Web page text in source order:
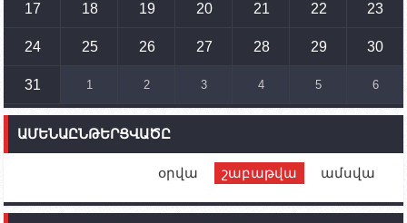
14:54 02.10.2023
տեղակայված հայկական դիրքերի անձնակազմի
ունեն. կիպրոսցի խորհրդարանականը՝ Ալեն
Ֆրանսիայի ԱԳ նախարարը կայցելի Հայաստան
17 18 19 20 21 22 23
24 25 26 27 28 29 30
31 1 2 3 4 5 6
ԱՄԵՆԱԸՆԹԵՐՑՎԱԾԸ
օրվա շաբաթվա ամսվա